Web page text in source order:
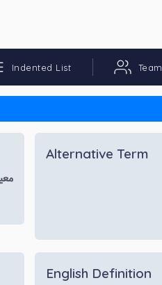
Indented List Team
Alternative Term
English Definition